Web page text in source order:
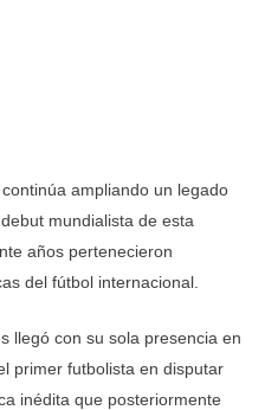
ampliando un legado
mundialista de esta
años pertenecieron
del fútbol internacional.
llegó con su sola presencia en
primer futbolista en disputar
inédita que posteriormente